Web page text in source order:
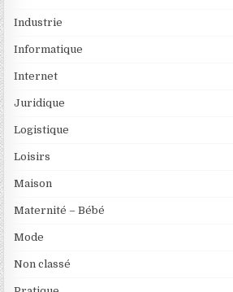
Industrie
Informatique
Internet
Juridique
Logistique
Loisirs
Maison
Maternité – Bébé
Mode
Non classé